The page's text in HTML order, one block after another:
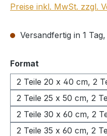
Preise inkl. MwSt. zzgl.
Versandfertig in 1
Format
2 Teile 20 x 40 cm, 2
2 Teile 25 x 50 cm, 2
2 Teile 30 x 60 cm, 2
2 Teile 35 x 60 cm, 2